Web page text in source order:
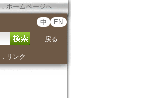
． ホームページへ
中 EN
戻る
． リンク